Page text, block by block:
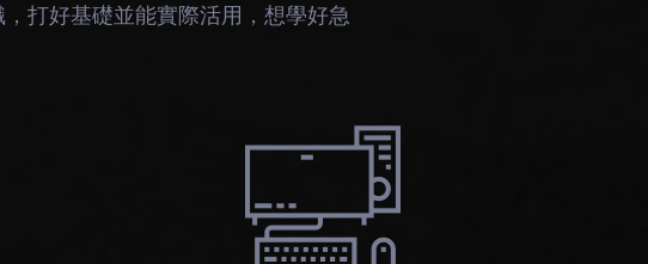
打好基礎並能實際活用，想學好急